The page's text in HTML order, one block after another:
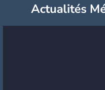
Actualités